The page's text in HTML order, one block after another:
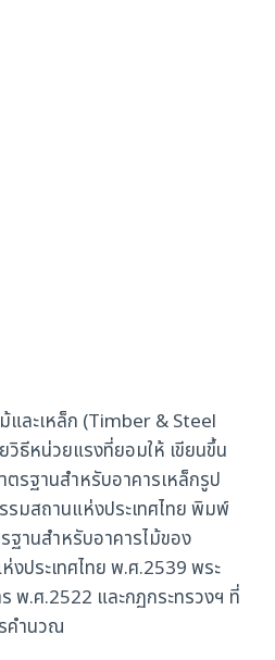
และเหล็ก (Timber & Steel
ธีหน่วยแรงที่ยอมให้ เขียนขึ้น
รฐานสำหรับอาคารเหล็กรูป
มสถานแห่งประเทศไทย พิมพ์
านสำหรับอาคารไม้ของ
ประเทศไทย พ.ศ.2539 พระ
.ศ.2522 และกฏกระทรวงฯ ที่
คำนวณ